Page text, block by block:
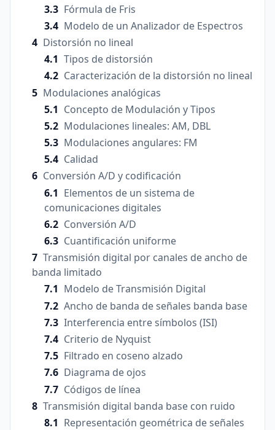
Fórmula de Fris
Modelo de un Analizador de Espectros
Distorsión no lineal
Tipos de distorsión
Caracterización de la distorsión no lineal
Modulaciones analógicas
Concepto de Modulación y Tipos
Modulaciones lineales: AM, DBL
Modulaciones angulares: FM
Calidad
Conversión A/D y codificación
Elementos de un sistema de
comunicaciones digitales
Conversión A/D
Cuantificación uniforme
Transmisión digital por canales de ancho de
banda limitado
Modelo de Transmisión Digital
Ancho de banda de señales banda base
Interferencia entre símbolos (ISI)
Criterio de Nyquist
Filtrado en coseno alzado
Diagrama de ojos
Códigos de línea
Transmisión digital banda base con ruido
Representación geométrica de señales